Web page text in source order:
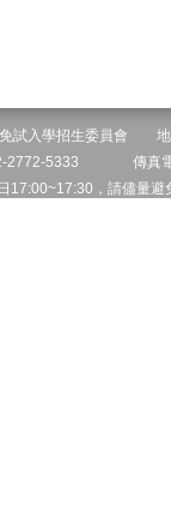
試入學招生委員會 地
02-2772-5333 傳真
17:00~17:30，請儘量